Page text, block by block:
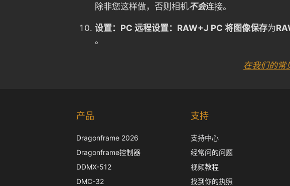
除非您这样做，否则相机不会连接。
设置：PC 远程设置：RAW+J PC 将图像保存为
。
在我们的常
产品
Dragonframe 2026
Dragonframe控制器
DDMX-512
DMC-32
支持
支持中心
经常问的问题
视频教程
找到你的执照